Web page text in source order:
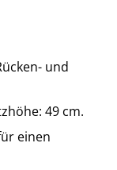
und
49 cm.
einen